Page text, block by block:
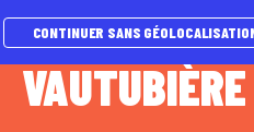
LA FERME DE
VAUTUBIÈRE
CONTINUER SANS